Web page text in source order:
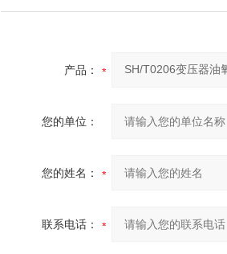
产品：
您的单位：
您的姓名：
联系电话：